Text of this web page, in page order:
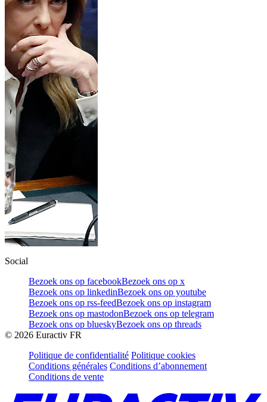
Social
Bezoek ons op facebookBezoek ons op x
Bezoek ons op linkedinBezoek ons op youtube
Bezoek ons op rss-feedBezoek ons op instagram
Bezoek ons op mastodonBezoek ons op telegram
Bezoek ons op blueskyBezoek ons op threads
© 2026 Euractiv FR
Politique de confidentialité Politique cookies
Conditions générales Conditions d’abonnement
Conditions de vente